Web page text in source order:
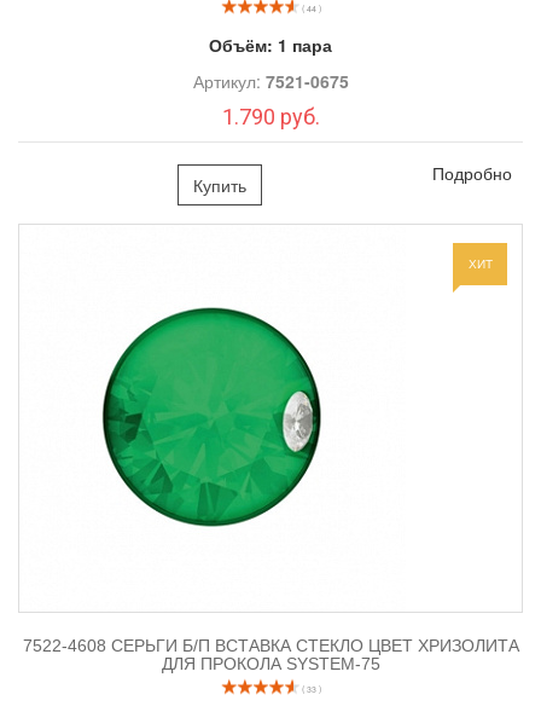
( 44 )
Объём: 1 пара
Артикул: 7521-0675
1.790 руб.
Купить Подробно
ХИТ
7522-4608 СЕРЬГИ Б/П ВСТАВКА СТЕКЛО ЦВЕТ ХРИЗОЛИТА
ДЛЯ ПРОКОЛА SYSTEM-75
( 33 )